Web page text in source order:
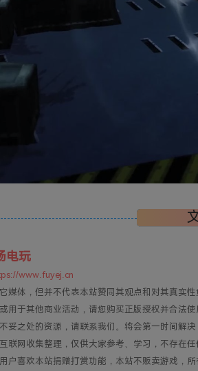
电玩
www.fuyej.cn
媒体，但并不代表本站赞同其观点和对其真实性
用于其他商业活动，请您购买正版授权并合法使
妥之处的资源，请联系我们。将会第一时间解决
联网收集整理，仅供大家参考、学习，不存在
户喜欢本站捐赠打赏功能，本站不贩卖游戏，所